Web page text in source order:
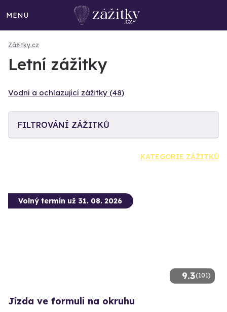
MENU
Zážitky.cz
Letní zážitky
Vodní a ochlazující zážitky (48)
FILTROVÁNÍ ZÁŽITKŮ
KATEGORIE ZÁŽITKŮ
9.3(101)
Volný termín už 31. 08. 2026
Jízda ve formuli na okruhu